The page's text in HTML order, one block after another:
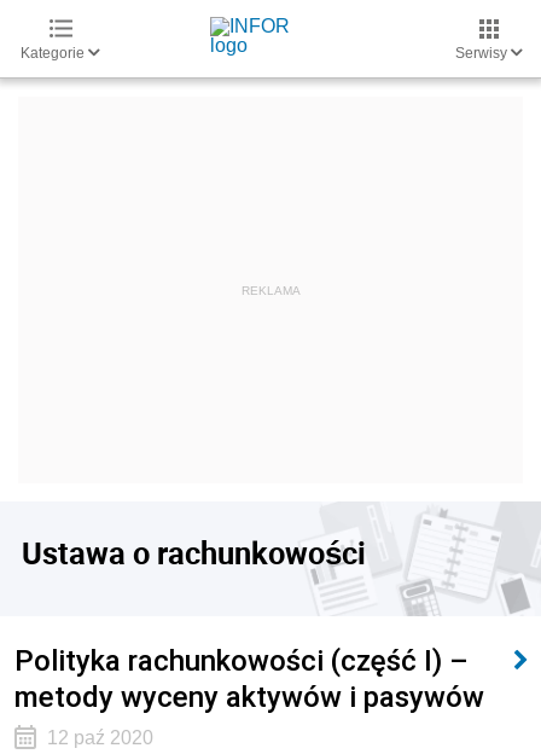
Kategorie Serwisy
Ustawa o rachunkowości
Polityka rachunkowości (część I) –
metody wyceny aktywów i pasywów
12 paź 2020